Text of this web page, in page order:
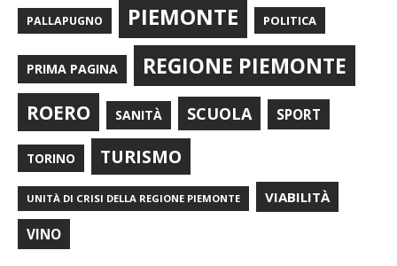
PALLAPUGNO PIEMONTE POLITICA
PRIMA PAGINA REGIONE PIEMONTE
ROERO SANITÀ SCUOLA SPORT
TORINO TURISMO
UNITÀ DI CRISI DELLA REGIONE PIEMONTE VIABILITÀ
VINO